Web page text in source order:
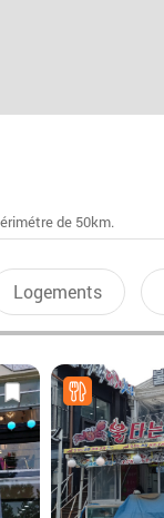
de 50km.
Logements